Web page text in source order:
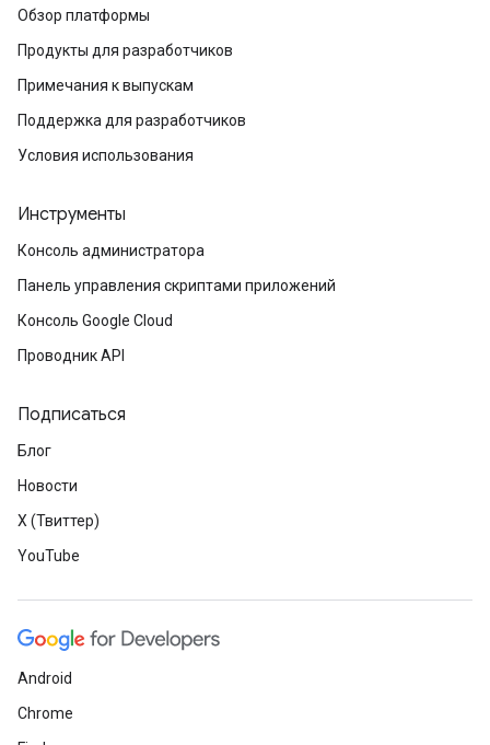
Обзор платформы
Продукты для разработчиков
Примечания к выпускам
Поддержка для разработчиков
Условия использования
Инструменты
Консоль администратора
Панель управления скриптами приложений
Консоль Google Cloud
Проводник API
Подписаться
Блог
Новости
X (Твиттер)
YouTube
Android
Chrome